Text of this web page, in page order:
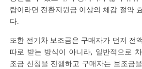
람이라면 전환지원금 이상의 체감 절약
다.
또한 전기차 보조금은 구매자가 먼저 전
따로 받는 방식이 아니라, 일반적으로
조금 신청을 진행하고 구매자는 보조금